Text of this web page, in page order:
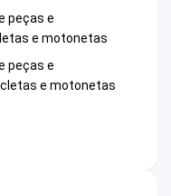
peças e
e motonetas
peças e
e motonetas